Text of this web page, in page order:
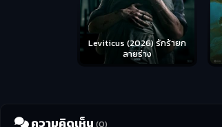
Leviticus (2026) รักร้ายก
ลายร่าง
ความคิดเห็น (0)